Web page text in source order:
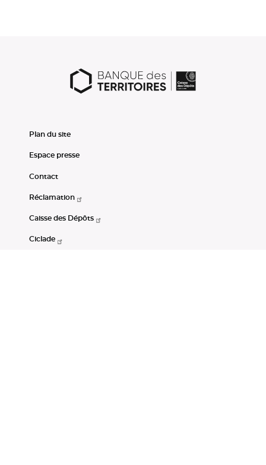
Plan du site
Espace presse
Contact
Réclamation
Caisse des Dépôts
Ciclade